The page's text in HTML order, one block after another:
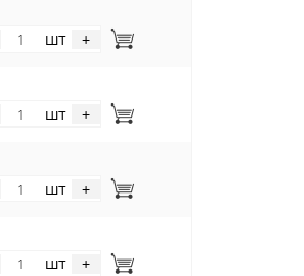
шт +
шт +
шт +
шт +